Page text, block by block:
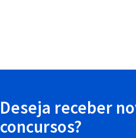
Deseja receber
concursos?